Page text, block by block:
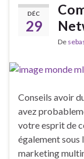
DÉC
29
De
Conseils avoir
avez
votre esprit de
également sous
marketing